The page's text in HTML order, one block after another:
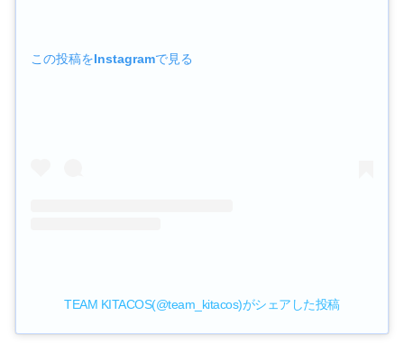
この投稿をInstagramで見る
TEAM KITACOS(@team_kitacos)がシェアした投稿